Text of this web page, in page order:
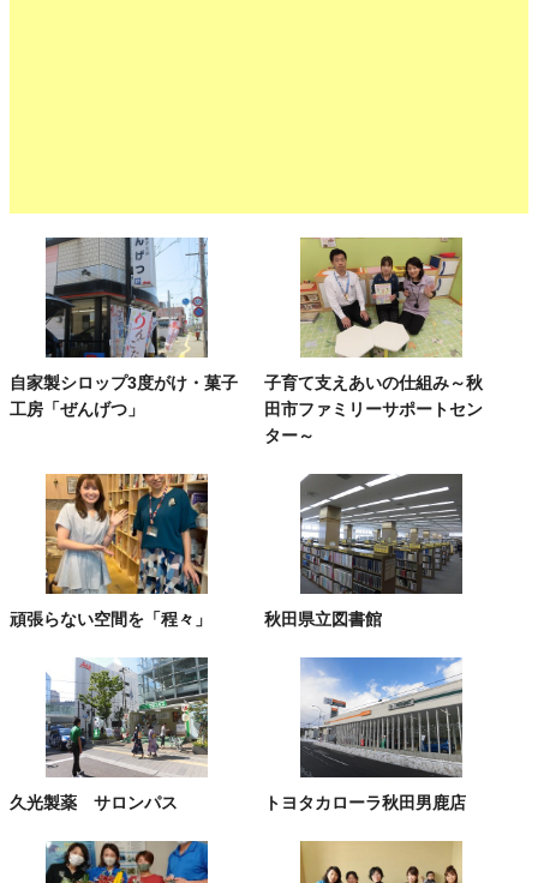
自家製シロップ3度がけ・菓子
工房「ぜんげつ」
子育て支えあいの仕組み～秋
田市ファミリーサポートセン
ター～
頑張らない空間を「程々」 秋田県立図書館
久光製薬 サロンパス トヨタカローラ秋田男鹿店